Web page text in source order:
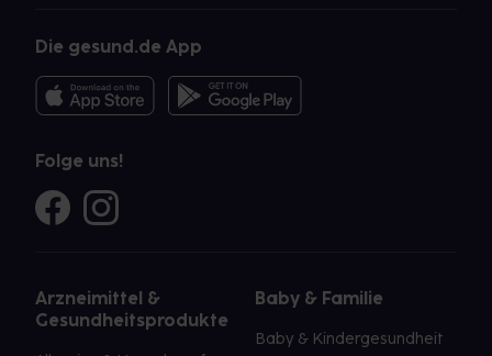
Die gesund.de App
Folge uns!
Arzneimittel &
Gesundheitsprodukte
Baby & Familie
Baby & Kindergesundheit